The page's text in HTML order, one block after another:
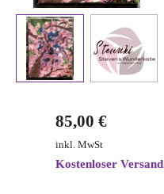
85,00 €
inkl. MwSt
Kostenloser Versand